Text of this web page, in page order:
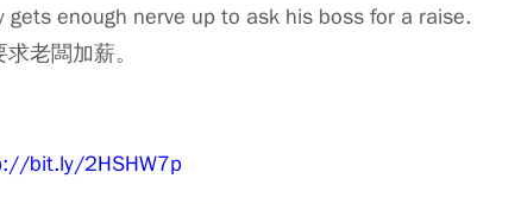
enough nerve up to ask his boss for a raise.
老闆加薪。
bit.ly/2HSHW7p